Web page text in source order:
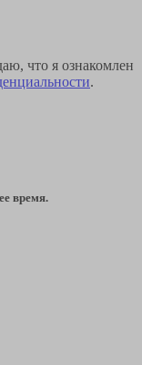
что я ознакомлен
.
время.